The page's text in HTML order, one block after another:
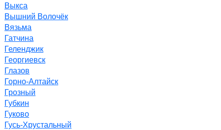
Выкса
Вышний Волочёк
Вязьма
Гатчина
Геленджик
Георгиевск
Глазов
Горно-Алтайск
Грозный
Губкин
Гуково
Гусь-Хрустальный